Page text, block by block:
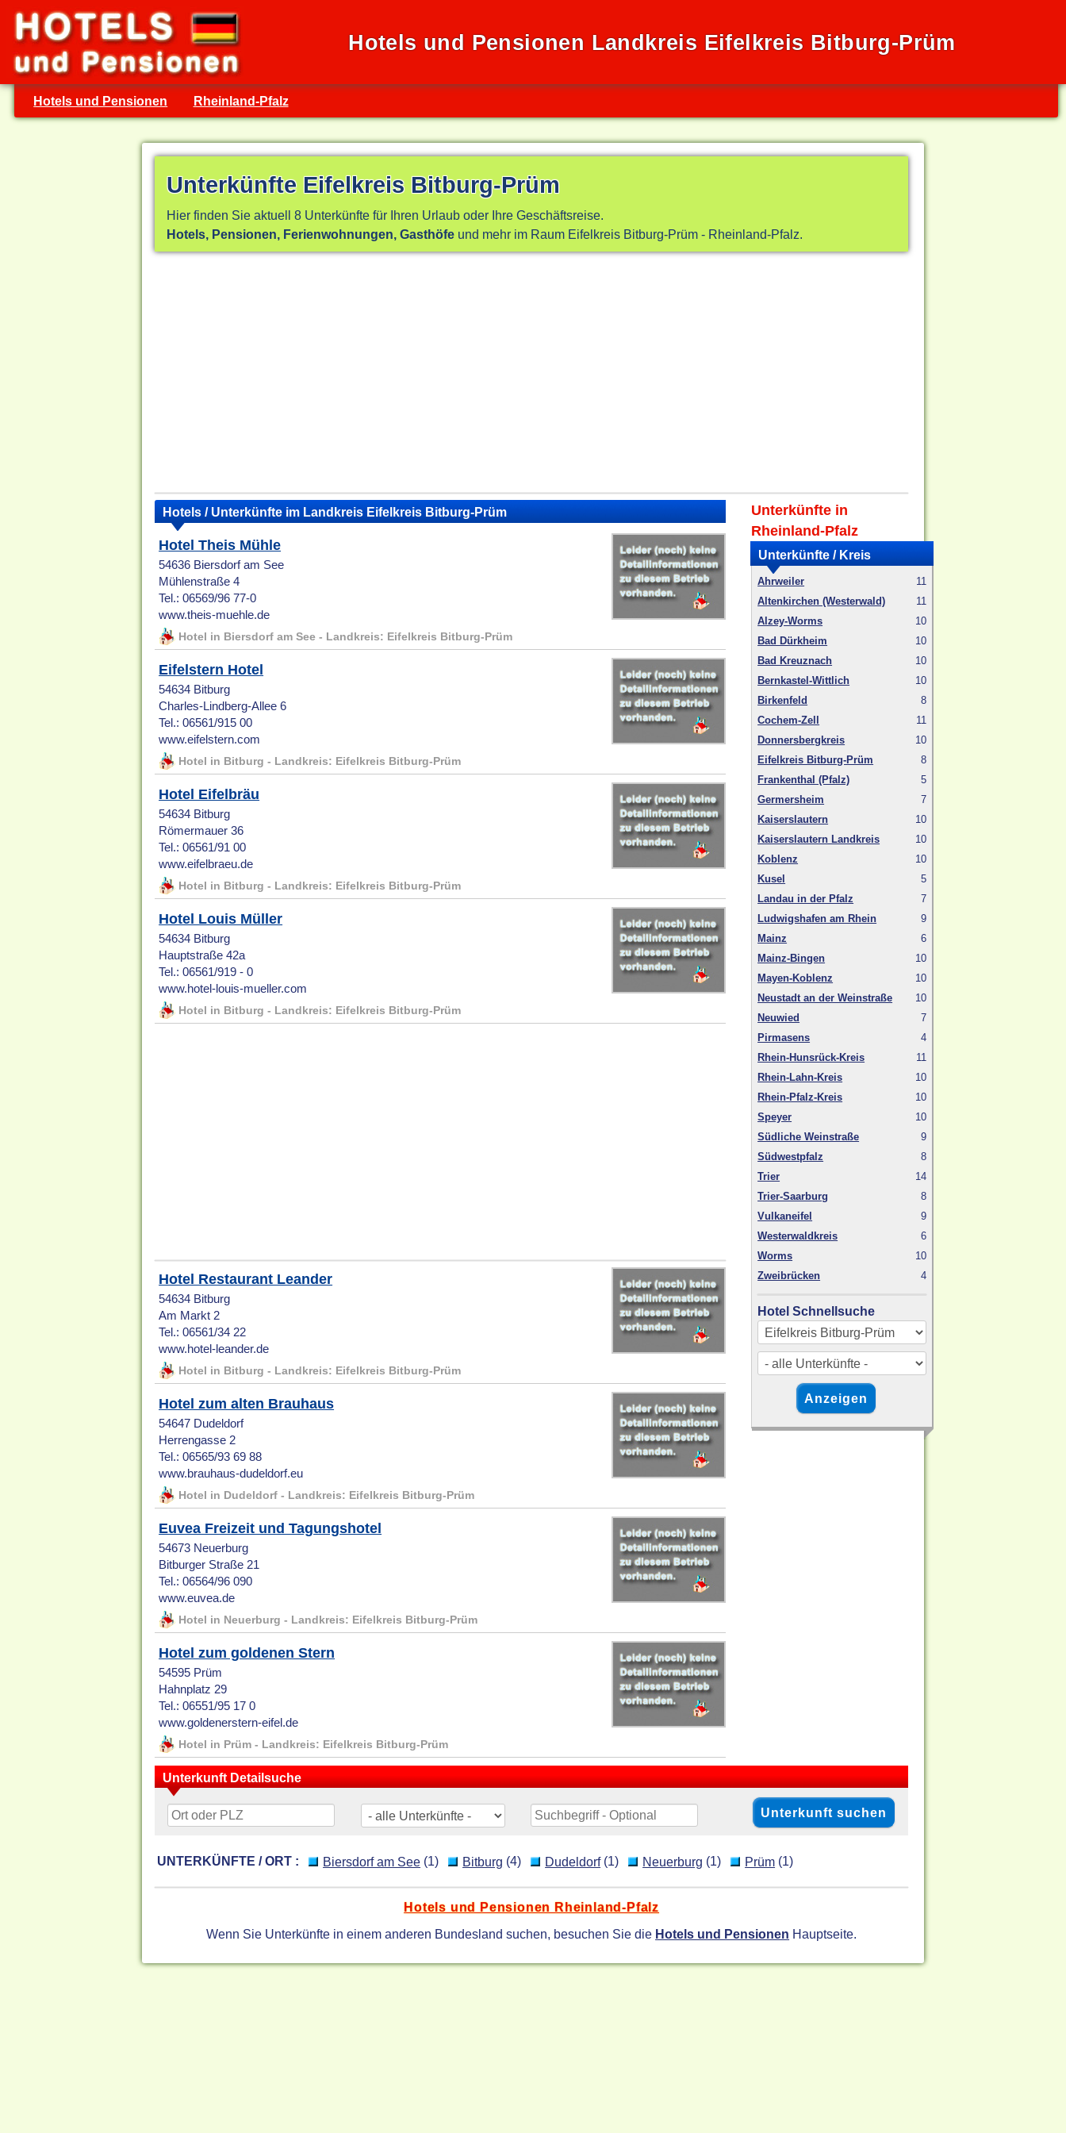
Hotels und Pensionen Landkreis Eifelkreis Bitburg-Prüm
Hotels und Pensionen Rheinland-Pfalz
Unterkünfte Eifelkreis Bitburg-Prüm
Hier finden Sie aktuell 8 Unterkünfte für Ihren Urlaub oder Ihre Geschäftsreise.
Hotels, Pensionen, Ferienwohnungen, Gasthöfe und mehr im Raum Eifelkreis Bitburg-Prüm - Rheinland-Pfalz.
Hotels / Unterkünfte im Landkreis Eifelkreis Bitburg-Prüm
Hotel Theis Mühle
54636 Biersdorf am See
Mühlenstraße 4
Tel.: 06569/96 77-0
www.theis-muehle.de
Hotel in Biersdorf am See - Landkreis: Eifelkreis Bitburg-Prüm
Eifelstern Hotel
54634 Bitburg
Charles-Lindberg-Allee 6
Tel.: 06561/915 00
www.eifelstern.com
Hotel in Bitburg - Landkreis: Eifelkreis Bitburg-Prüm
Hotel Eifelbräu
54634 Bitburg
Römermauer 36
Tel.: 06561/91 00
www.eifelbraeu.de
Hotel in Bitburg - Landkreis: Eifelkreis Bitburg-Prüm
Hotel Louis Müller
54634 Bitburg
Hauptstraße 42a
Tel.: 06561/919 - 0
www.hotel-louis-mueller.com
Hotel in Bitburg - Landkreis: Eifelkreis Bitburg-Prüm
Hotel Restaurant Leander
54634 Bitburg
Am Markt 2
Tel.: 06561/34 22
www.hotel-leander.de
Hotel in Bitburg - Landkreis: Eifelkreis Bitburg-Prüm
Hotel zum alten Brauhaus
54647 Dudeldorf
Herrengasse 2
Tel.: 06565/93 69 88
www.brauhaus-dudeldorf.eu
Hotel in Dudeldorf - Landkreis: Eifelkreis Bitburg-Prüm
Euvea Freizeit und Tagungshotel
54673 Neuerburg
Bitburger Straße 21
Tel.: 06564/96 090
www.euvea.de
Hotel in Neuerburg - Landkreis: Eifelkreis Bitburg-Prüm
Hotel zum goldenen Stern
54595 Prüm
Hahnplatz 29
Tel.: 06551/95 17 0
www.goldenerstern-eifel.de
Hotel in Prüm - Landkreis: Eifelkreis Bitburg-Prüm
Unterkünfte in
Rheinland-Pfalz
Unterkünfte / Kreis
Ahrweiler
11
Altenkirchen (Westerwald)
11
Alzey-Worms
10
Bad Dürkheim
10
Bad Kreuznach
10
Bernkastel-Wittlich
10
Birkenfeld
8
Cochem-Zell
11
Donnersbergkreis
10
Eifelkreis Bitburg-Prüm
8
Frankenthal (Pfalz)
5
Germersheim
7
Kaiserslautern
10
Kaiserslautern Landkreis
10
Koblenz
10
Kusel
5
Landau in der Pfalz
7
Ludwigshafen am Rhein
9
Mainz
6
Mainz-Bingen
10
Mayen-Koblenz
10
Neustadt an der Weinstraße
10
Neuwied
7
Pirmasens
4
Rhein-Hunsrück-Kreis
11
Rhein-Lahn-Kreis
10
Rhein-Pfalz-Kreis
10
Speyer
10
Südliche Weinstraße
9
Südwestpfalz
8
Trier
14
Trier-Saarburg
8
Vulkaneifel
9
Westerwaldkreis
6
Worms
10
Zweibrücken
4
Hotel Schnellsuche
Unterkunft Detailsuche
UNTERKÜNFTE / ORT : Biersdorf am See (1) Bitburg (4) Dudeldorf(1) Neuerburg (1) Prüm (1)
Hotels und Pensionen Rheinland-Pfalz
Wenn Sie Unterkünfte in einem anderen Bundesland suchen, besuchen Sie die Hotels und Pensionen Hauptseite.